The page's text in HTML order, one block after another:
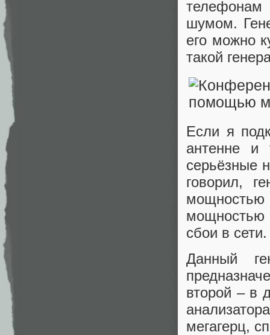
телефонам
шумом.
его можно
такой
Если я
антенне и
серьёзные
говорил,
мощностью
мощностью
сбои в сети.
Данный
второй – в
мегагерц,